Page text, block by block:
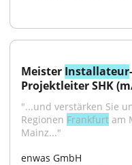
Meister Installateur
Projektleiter SHK
"...und verstärken Sie
Regionen Frankfurt am
Mainz..."
enwas GmbH